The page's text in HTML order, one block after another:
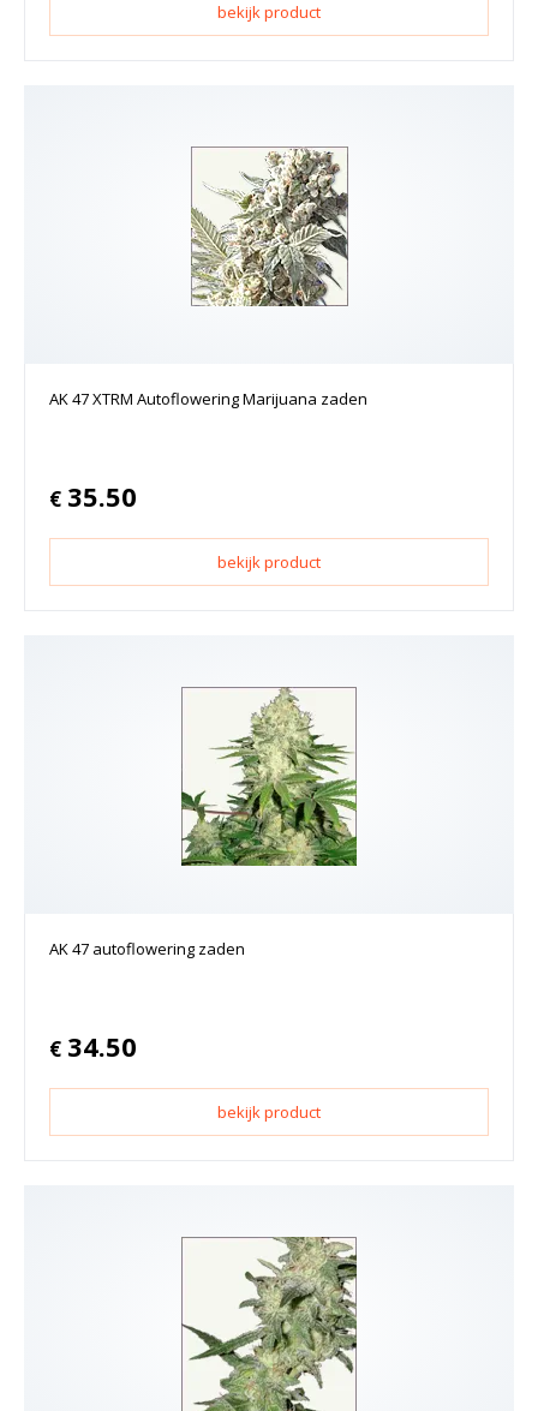
bekijk product
AK 47 XTRM Autoflowering Marijuana zaden
€ 35.50
bekijk product
AK 47 autoflowering zaden
€ 34.50
bekijk product